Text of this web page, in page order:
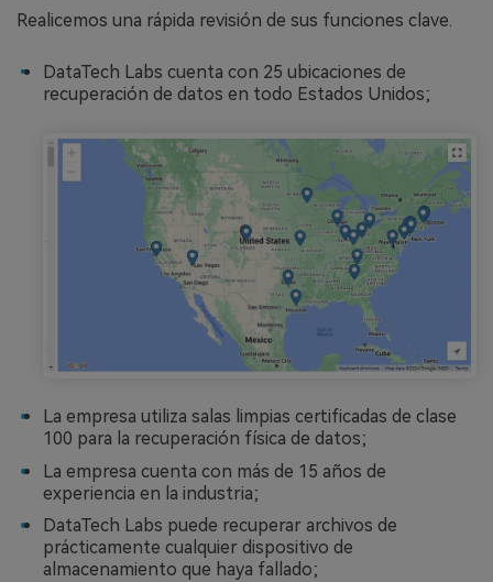
Realicemos una rápida revisión de sus funciones clave.
DataTech Labs cuenta con 25 ubicaciones de
recuperación de datos en todo Estados Unidos;
La empresa utiliza salas limpias certificadas de clase
100 para la recuperación física de datos;
La empresa cuenta con más de 15 años de
experiencia en la industria;
DataTech Labs puede recuperar archivos de
prácticamente cualquier dispositivo de
almacenamiento que haya fallado;